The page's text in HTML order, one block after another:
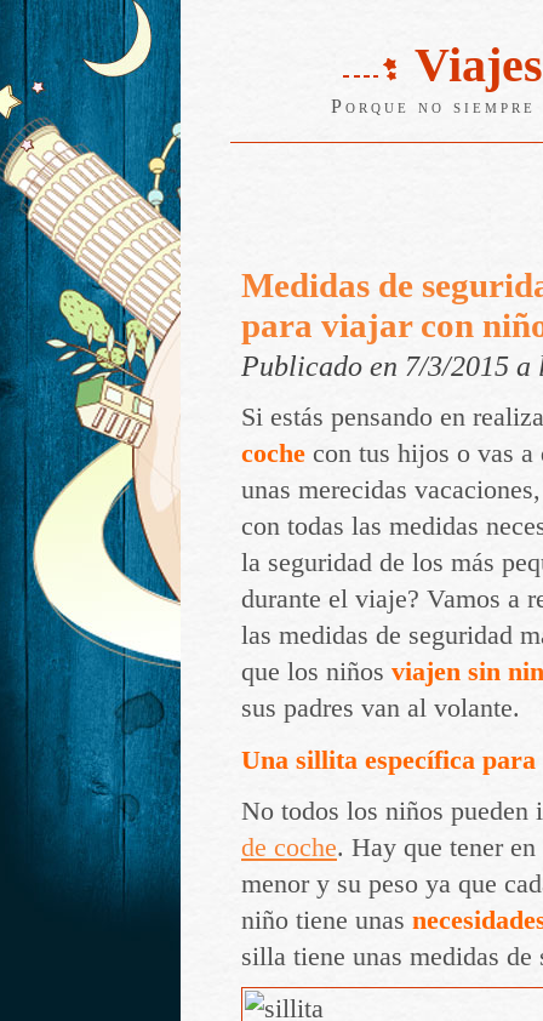
Porque no
Medidas de
para viajar con
Publicado en 7/3/2015
Si estás pensando en
coche con tus hijos o vas
unas merecidas
con todas las medidas
la seguridad de los más
durante el viaje? Vamos a
las medidas de seguridad
que los niños viajen sin
sus padres van al volante.
Una sillita específica para
No todos los niños
de coche. Hay que tener
menor y su peso ya que
niño tiene unas
silla tiene unas medidas de